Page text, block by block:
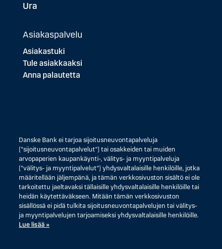
Ura
Asiakaspalvelu
Asiakastuki
Tule asiakkaaksi
Anna palautetta
Danske Bank ei tarjoa sijoitusneuvontapalveluja
("sijoitusneuvontapalvelut") tai osakkeiden tai muiden
arvopaperien kaupankäynti-, välitys- ja myyntipalveluja
("välitys- ja myyntipalvelut") yhdysvaltalaisille henkilöille, jotka
määritellään jäljempänä, ja tämän verkkosivuston sisältö ei ole
tarkoitettu jaeltavaksi tällaisille yhdysvaltalaisille henkilöille tai
heidän käytettäväkseen. Mitään tämän verkkosivuston
sisällössä ei pidä tulkita sijoitusneuvontapalvelujen tai välitys-
ja myyntipalvelujen tarjoamiseksi yhdysvaltalaisille henkilöille.
Lue lisää »